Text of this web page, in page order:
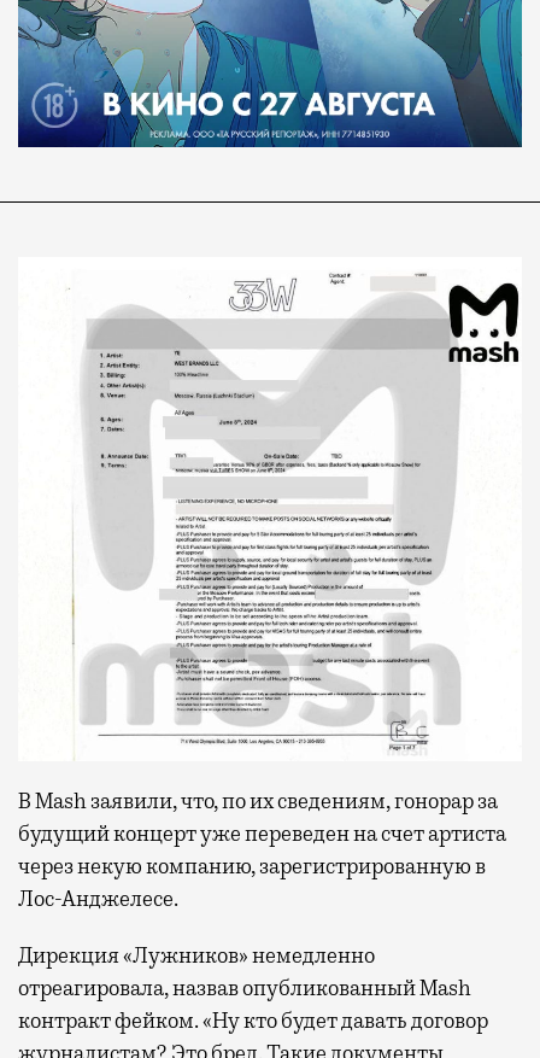
В Mash заявили, что, по их сведениям, гонорар за
будущий концерт уже переведен на счет артиста
через некую компанию, зарегистрированную в
Лос-Анджелесе.
Дирекция «Лужников» немедленно
отреагировала, назвав опубликованный Mash
контракт фейком. «Ну кто будет давать договор